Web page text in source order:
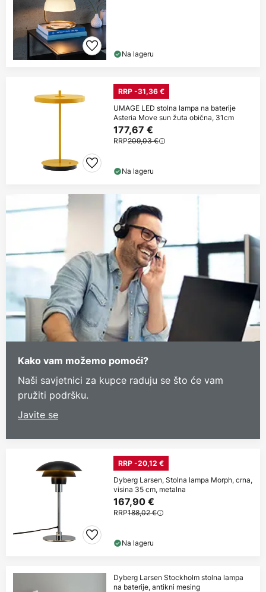
Na lageru
RRP -31,36 €
UMAGE LED stolna lampa na baterije
Asteria Move sun žuta obična, 31cm
177,67 €
RRP209,03 €
Na lageru
Kako vam možemo pomoći?
Naši savjetnici za kupce raduju se što će vam
pružiti podršku.
Javite se
RRP -20,12 €
Dyberg Larsen, Stolna lampa Morph, crna,
visina 35 cm, metalna
167,90 €
RRP188,02 €
Na lageru
Dyberg Larsen Stockholm stolna lampa
na baterije, antikni mesing